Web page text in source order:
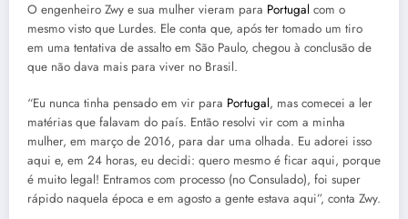
O engenheiro Zwy e sua mulher vieram para Portugal com o
mesmo visto que Lurdes. Ele conta que, após ter tomado um tiro
em uma tentativa de assalto em São Paulo, chegou à conclusão de
que não dava mais para viver no Brasil.
“Eu nunca tinha pensado em vir para Portugal, mas comecei a ler
matérias que falavam do país. Então resolvi vir com a minha
mulher, em março de 2016, para dar uma olhada. Eu adorei isso
aqui e, em 24 horas, eu decidi: quero mesmo é ficar aqui, porque
é muito legal! Entramos com processo (no Consulado), foi super
rápido naquela época e em agosto a gente estava aqui”, conta Zwy.